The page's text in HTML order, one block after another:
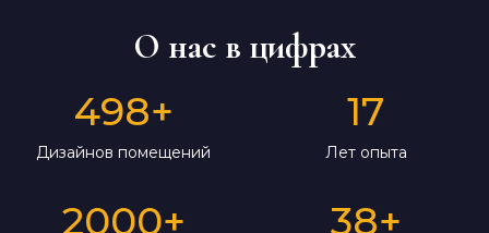
О нас в цифрах
498+
Дизайнов помещений
17
Лет опыта
2000+ 38+